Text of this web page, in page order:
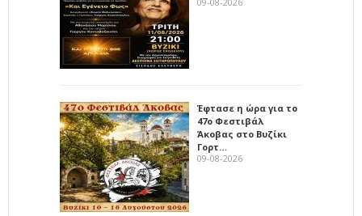
Έφτασε η ώρα για το
47ο Φεστιβάλ
Άκοβας στο Βυζίκι
Γορτ…
09-08-2026